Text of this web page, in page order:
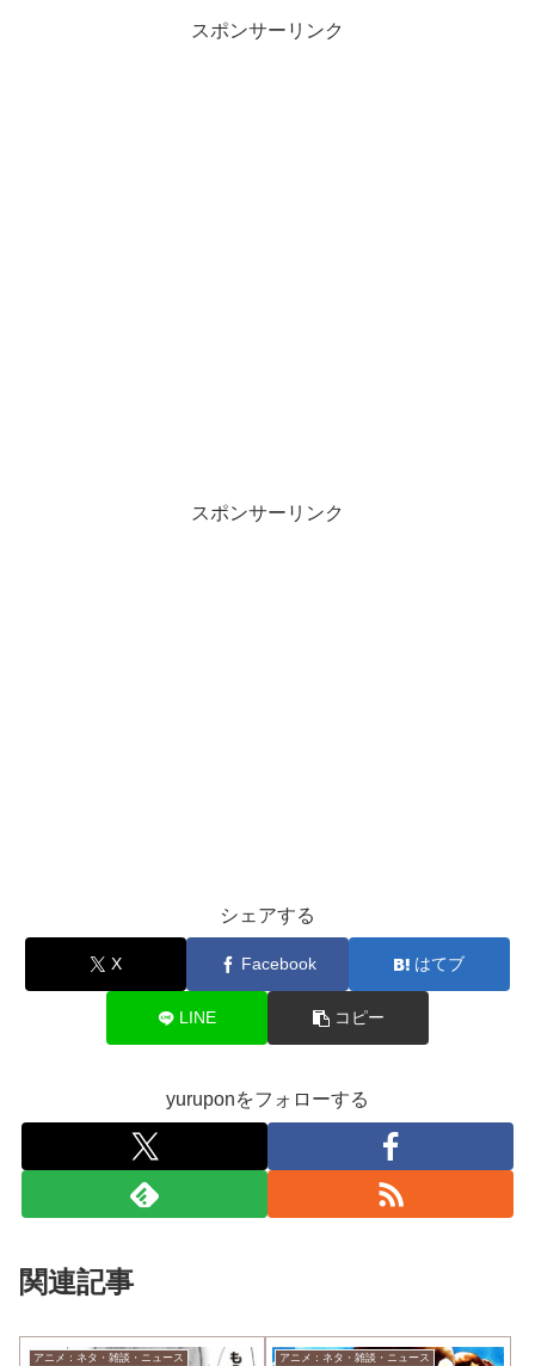
スポンサーリンク
スポンサーリンク
シェアする
X Facebook はてブ
LINE コピー
yuruponをフォローする
関連記事
アニメ：ネタ・雑談・ニュース アニメ：ネタ・雑談・ニュース